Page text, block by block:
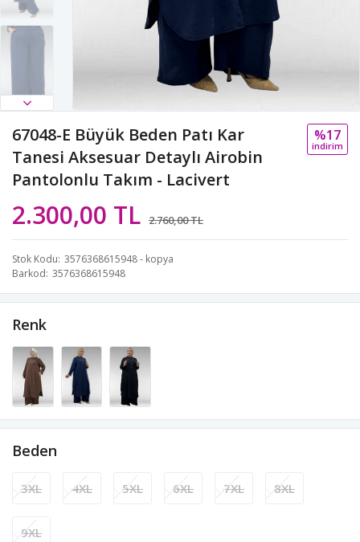
67048-E Büyük Beden Patı Kar
Tanesi Aksesuar Detaylı Airobin
Pantolonlu Takım - Lacivert
2.300,00 TL 2.760,00 TL
%17
i̇ndi̇ri̇m
Stok Kodu 3576368615948 - kopya
Barkod 3576368615948
Renk
Beden
3XL 4XL 5XL 6XL 7XL 8XL
9XL